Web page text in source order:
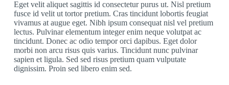
Eget velit aliquet sagittis id consectetur purus ut. Nisl pretium
fusce id velit ut tortor pretium. Cras tincidunt lobortis feugiat
vivamus at augue eget. Nibh ipsum consequat nisl vel pretium
lectus. Pulvinar elementum integer enim neque volutpat ac
tincidunt. Donec ac odio tempor orci dapibus. Eget dolor
morbi non arcu risus quis varius. Tincidunt nunc pulvinar
sapien et ligula. Sed sed risus pretium quam vulputate
dignissim. Proin sed libero enim sed.